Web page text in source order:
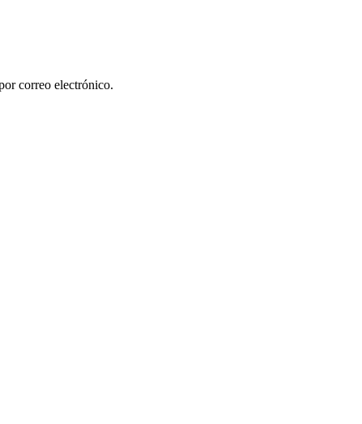
correo electrónico.